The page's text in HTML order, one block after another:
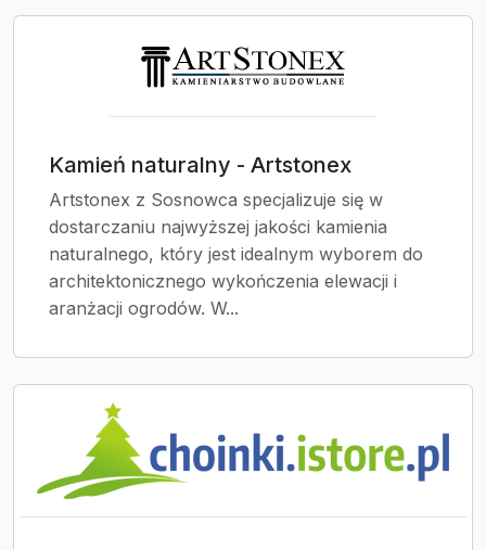
Kamień naturalny - Artstonex
Artstonex z Sosnowca specjalizuje się w
dostarczaniu najwyższej jakości kamienia
naturalnego, który jest idealnym wyborem do
architektonicznego wykończenia elewacji i
aranżacji ogrodów. W...